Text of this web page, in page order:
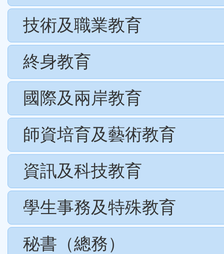
技術及職業教育
終身教育
國際及兩岸教育
師資培育及藝術教育
資訊及科技教育
學生事務及特殊教育
秘書（總務）